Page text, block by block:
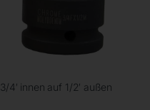
3/4′ innen auf 1/2′ außen